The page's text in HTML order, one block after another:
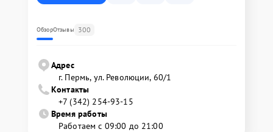
ОбзорОтзывы 300
Адрес
г. Пермь, ул. ​Революции, 60/1
Контакты
+7 (342) 254-93-15
Время работы
Работаем с 09:00 до 21:00